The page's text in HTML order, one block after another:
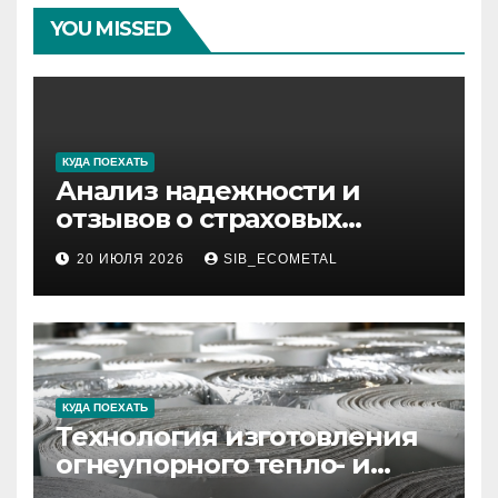
YOU MISSED
КУДА ПОЕХАТЬ
Анализ надежности и
отзывов о страховых
компаниях по итогам 2026
года
20 ИЮЛЯ 2026 SIB_ECOMETAL
КУДА ПОЕХАТЬ
Технология изготовления
огнеупорного тепло- и